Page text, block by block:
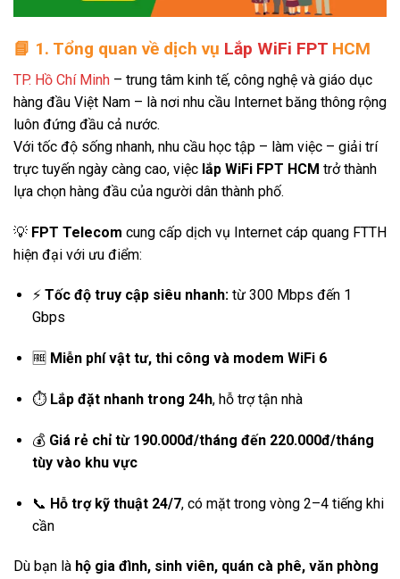
📘 1. Tổng quan về dịch vụ Lắp WiFi FPT HCM
TP. Hồ Chí Minh – trung tâm kinh tế, công nghệ và giáo dục
hàng đầu Việt Nam – là nơi nhu cầu Internet băng thông rộng
luôn đứng đầu cả nước.
Với tốc độ sống nhanh, nhu cầu học tập – làm việc – giải trí
trực tuyến ngày càng cao, việc lắp WiFi FPT HCM trở thành
lựa chọn hàng đầu của người dân thành phố.
💡 FPT Telecom cung cấp dịch vụ Internet cáp quang FTTH
hiện đại với ưu điểm:
⚡ Tốc độ truy cập siêu nhanh:từ 300 Mbps đến 1
Gbps
🆓 Miễn phí vật tư, thi công và modem WiFi 6
⏱️ Lắp đặt nhanh trong 24h, hỗ trợ tận nhà
💰 Giá rẻ chỉ từ 190.000đ/tháng đến 220.000đ/tháng
tùy vào khu vực
📞 Hỗ trợ kỹ thuật 24/7, có mặt trong vòng 2–4 tiếng khi
cần
Dù bạn là hộ gia đình, sinh viên, quán cà phê, văn phòng